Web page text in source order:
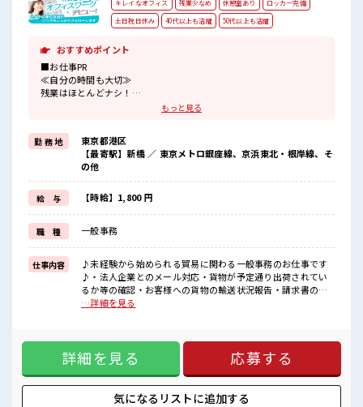
キレイなオフィス 残業少なめ 休憩室あり
ロッカー完備
土日祝日休み
40代以上も活躍 50代以上も活躍
おすすめポイント
■お仕事PR
≪自分の時間も大切≫
残業はほとんどナシ！
場合によってはお願いすることもあります♪
家族や友人と一緒にプライベート満喫！
≪未経験の方も大カンゲイ≫
新しいことにチャレンジするのは不安だけど、
しっかり働く環境が整っています！
イチからスキルUP・ステップUP目指していきましょう！
≪様々なお仕事をご提案≫
一人で悩まず気軽に相談できる、
派遣のお仕事です！
■職場の雰囲気
休憩室で自分タイム！
のんびりスマホチェック♪
持ち物が多いあなたにもぴったり☆
ロッカー付き職場♪
もっと見る
勤 務 地
東京都港区
【最寄駅】新橋 ／ 東京メトロ銀座線、京浜東北・根岸線、そ
の他
給 与 【時給】1,800 円
職 種 一般事務
仕事内容
♪未経験から始められる貿易に関わる一般事務のお仕事です
♪・法人企業とのメール対応・貨物が予定通り出荷されてい
るか等の確認・お客様への貨物の輸送状況報告・請求書の発
行※しっかり教えて頂けるので未経験でも安心して開始でき
のお仕事≫ 家族や友人と一緒にプライベート満喫！ ≪未経験
の方も大カンゲイ≫ 新しいことにチャレンジするのは不安だ
けど、 しっかり働く環境が整っています！ イチからスキル
UP・ステップUP目指していきましょう！ ≪様々なお仕事を
ご提案≫ 一人で悩まず気軽に相談できる、 派遣のお仕事で
…詳細を見る
詳細を見る 応募する
気になるリストに追加する